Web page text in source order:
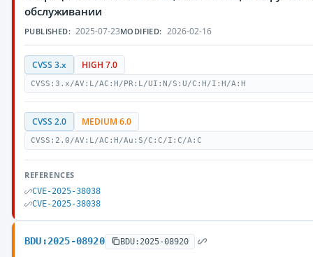
обслуживании
PUBLISHED: 2025-07-23MODIFIED: 2026-02-16
CVSS 3.x HIGH 7.0
CVSS:3.x/AV:L/AC:H/PR:L/UI:N/S:U/C:H/I:H/A:H
CVSS 2.0 MEDIUM 6.0
CVSS:2.0/AV:L/AC:H/Au:S/C:C/I:C/A:C
REFERENCES
CVE-2025-38038
CVE-2025-38038
BDU:2025-08920 BDU:2025-08920